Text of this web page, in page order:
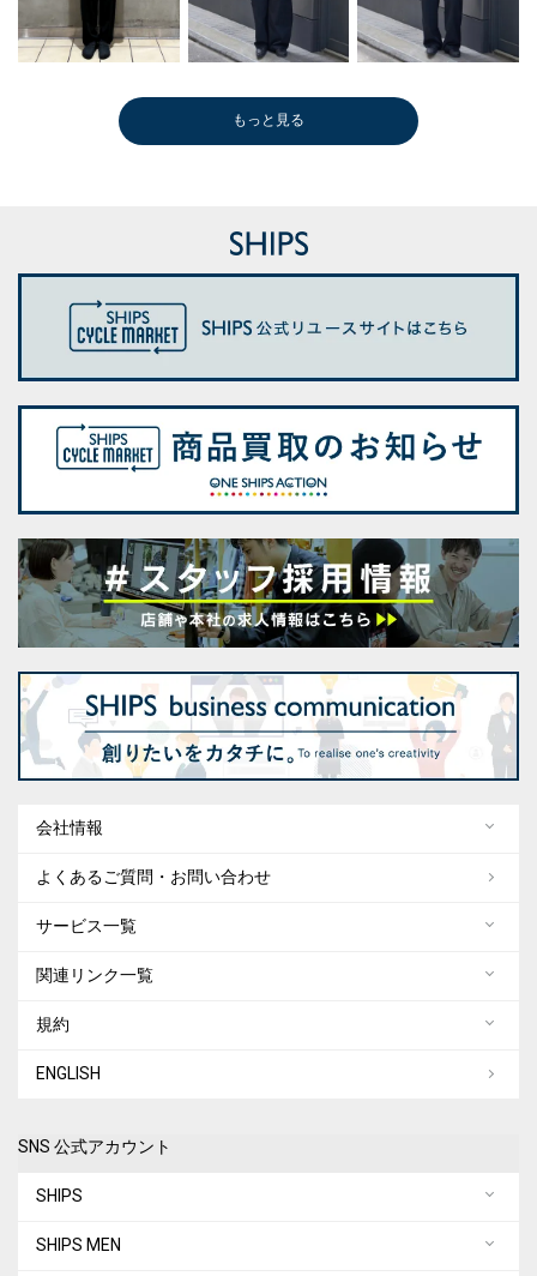
もっと見る
会社情報
よくあるご質問・お問い合わせ
サービス一覧
関連リンク一覧
規約
ENGLISH
SNS 公式アカウント
SHIPS
SHIPS MEN